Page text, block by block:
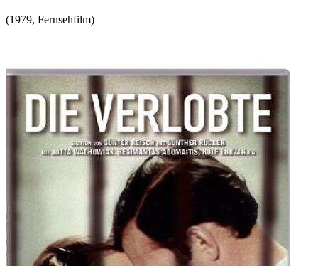
(1979, Fernsehfilm)